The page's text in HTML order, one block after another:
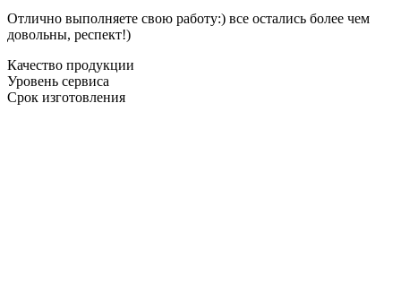
Отлично выполняете свою работу:) все остались более чем
довольны, респект!)
Качество продукции
Уровень сервиса
Срок изготовления